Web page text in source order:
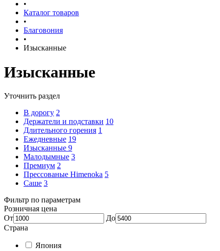
•
Каталог товаров
•
Благовония
•
Изысканные
Изысканные
Уточнить раздел
В дорогу 2
Держатели и подставки 10
Длительного горения 1
Ежедневные 19
Изысканные 9
Малодымные 3
Премиум 2
Прессованые Himenoka 5
Саше 3
Фильтр по параметрам
Розничная цена
От
До
Страна
Япония